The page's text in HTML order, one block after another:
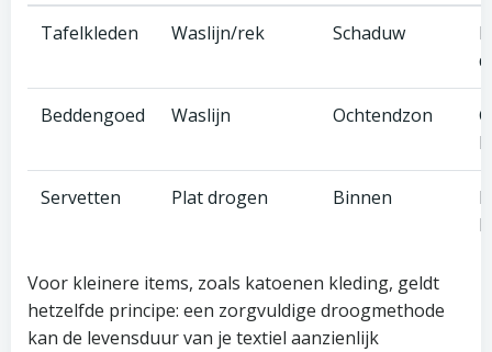
Tafelkleden Waslijn/rek Schaduw
Beddengoed Waslijn Ochtendzon
Servetten Plat drogen Binnen
Voor kleinere items, zoals katoenen kleding, geldt
hetzelfde principe: een zorgvuldige droogmethode
kan de levensduur van je textiel aanzienlijk